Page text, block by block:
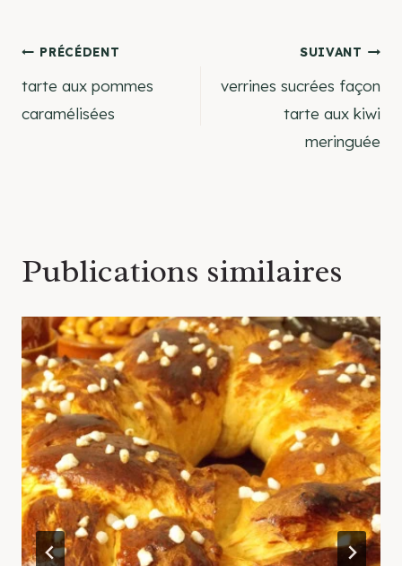
Navigation
de
PRÉCÉDENT
tarte aux pommes
caramélisées
SUIVANT
verrines sucrées façon
tarte aux kiwi
meringuée
Publications similaires